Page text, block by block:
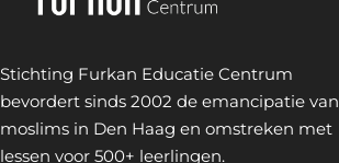
Stichting Furkan Educatie Centrum
bevordert sinds 2002 de emancipatie van
moslims in Den Haag en omstreken met
lessen voor 500+ leerlingen.